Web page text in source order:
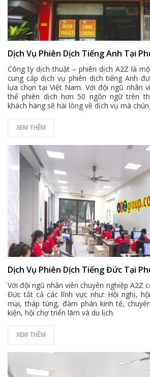
Dịch Vụ Phiên Dịch Tiếng Anh Tại
Công ty dịch thuật – phiên dịch A2Z là
cung cấp dịch vụ phiên dịch tiếng Anh
lựa chọn tại Việt Nam. Với đội ngũ nhân
thể phiên dịch hơn 50 ngôn ngữ trên
khách hàng sẽ hài lòng về dịch vụ mà
XEM THÊM
Dịch Vụ Phiên Dịch Tiếng Đức Tại
Với đội ngũ nhân viên chuyên nghiệp A2Z
Đức tất cả các lĩnh vực như: Hội nghị,
mại, tháp tùng, đàm phán kinh tế,
kiện, hội chợ triển lãm và du lịch.
XEM THÊM